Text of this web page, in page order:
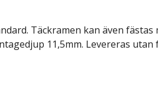
Täckramen kan även fästas
11,5mm. Levereras